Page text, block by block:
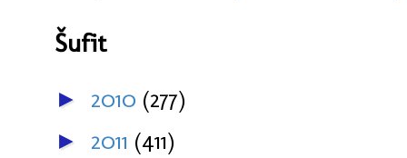
Šufit
► 2010 (277)
► 2011 (411)